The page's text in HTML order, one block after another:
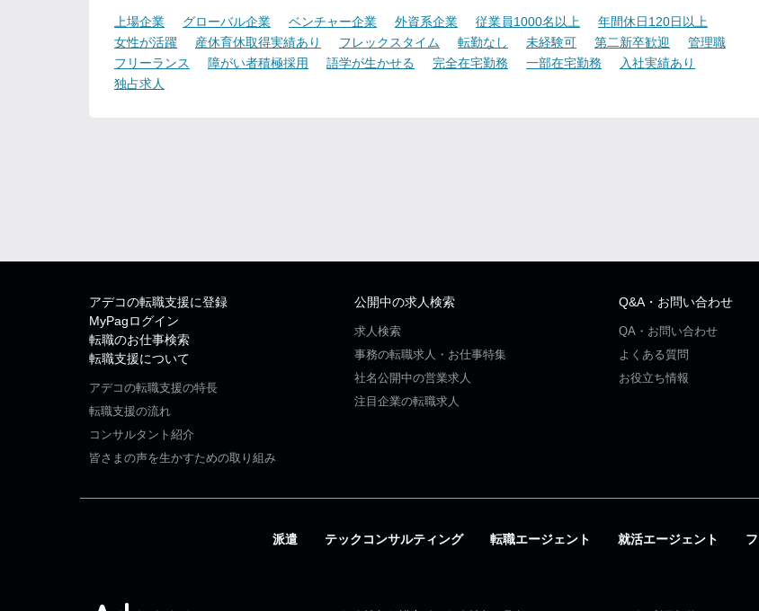
上場企業 グローバル企業 ベンチャー企業 外資系企業 従業員1000名以上
年間休日120日以上
女性が活躍
産休育休取得実績あり フレックスタイム 転勤なし 未経験可 第二新卒歓迎
管理職
フリーランス
障がい者積極採用 語学が生かせる 完全在宅勤務 一部在宅勤務
入社実績あり
独占求人
アデコの転職支援に登録
MyPagログイン
転職のお仕事検索
転職支援について
アデコの転職支援の特長
転職支援の流れ
コンサルタント紹介
皆さまの声を生かすための取り組み
公開中の求人検索
求人検索
事務の転職求人・お仕事特集
社名公開中の営業求人
注目企業の転職求人
Q&A・お問い合わせ
QA・お問い合わせ
よくある質問
お役立ち情報
派遣 テックコンサルティング 転職エージェント 就活エージェント